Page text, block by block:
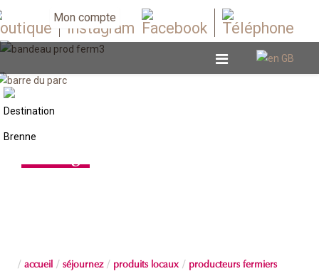
Mon compte
accueil séjournez produits locaux producteurs fermiers